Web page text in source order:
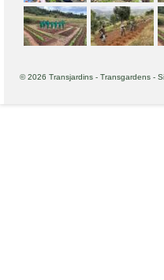
© 2026 Transjardins - Transgardens -